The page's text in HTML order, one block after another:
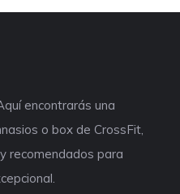
encontrarás una
o box de CrossFit,
recomendados para